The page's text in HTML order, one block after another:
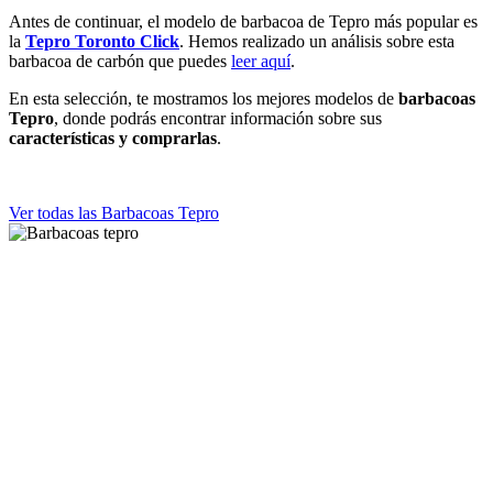
Antes de continuar, el modelo de barbacoa de Tepro más popular es
la Tepro Toronto Click. Hemos realizado un análisis sobre esta
barbacoa de carbón que puedes leer aquí.
En esta selección, te mostramos los mejores modelos de barbacoas
Tepro, donde podrás encontrar información sobre sus
características y comprarlas.
Ver todas las Barbacoas Tepro